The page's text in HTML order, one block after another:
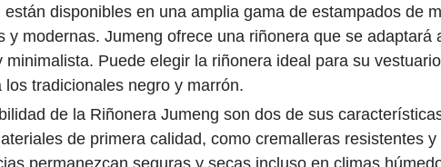
disponibles en una amplia gama de estampados de
modernas. Jumeng ofrece una riñonera que se adaptará
Puede elegir la riñonera ideal para su
tradicionales negro y marrón.
de la Riñonera Jumeng son dos de sus
de primera calidad, como cremalleras resistentes
permanezcan seguras y secas incluso en climas